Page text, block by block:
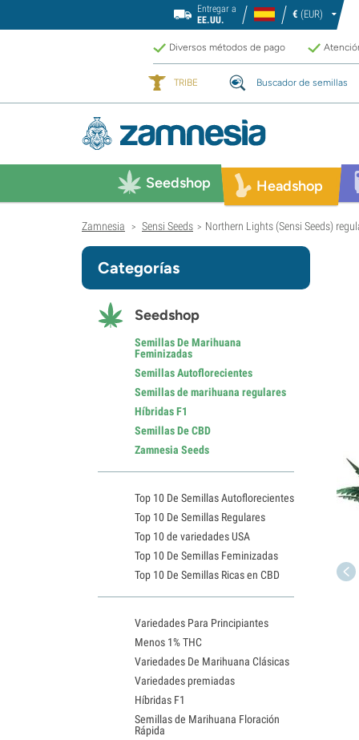
Entregar a
EE.UU.
€ (EUR)
Diversos métodos de pago
TRIBE Buscador de semillas
Seedshop Headshop
Zamnesia > Sensi Seeds > Northern Lights (Sensi Seeds)
Categorías
Seedshop
Semillas De Marihuana
Feminizadas
Semillas Autoflorecientes
Semillas de marihuana regulares
Híbridas F1
Semillas De CBD
Zamnesia Seeds
Top 10 De Semillas Autoflorecientes
Top 10 De Semillas Regulares
Top 10 de variedades USA
Top 10 De Semillas Feminizadas
Top 10 De Semillas Ricas en CBD
Variedades Para Principiantes
Menos 1% THC
Variedades De Marihuana Clásicas
Variedades premiadas
Híbridas F1
Semillas de Marihuana Floración
Rápida